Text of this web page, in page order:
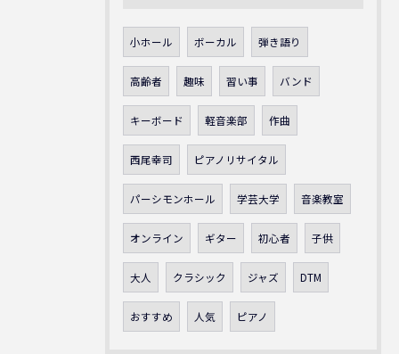
小ホール ボーカル 弾き語り
高齢者 趣味 習い事 バンド
キーボード 軽音楽部 作曲
西尾幸司 ピアノリサイタル
パーシモンホール 学芸大学 音楽教室
オンライン ギター 初心者 子供
大人 クラシック ジャズ DTM
おすすめ 人気 ピアノ